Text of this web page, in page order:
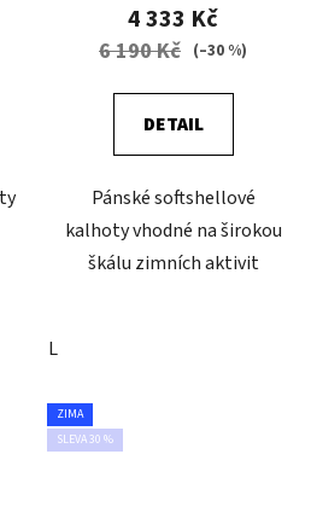
4 333 Kč
6 190 Kč (–30 %)
DETAIL
Pánské softshellové
kalhoty vhodné na širokou
škálu zimních aktivit
L
ZIMA
SLEVA 30 %